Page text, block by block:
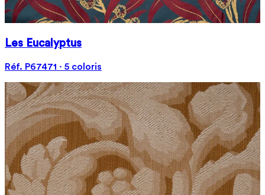
Les Eucalyptus
Réf. P67471 · 5 coloris